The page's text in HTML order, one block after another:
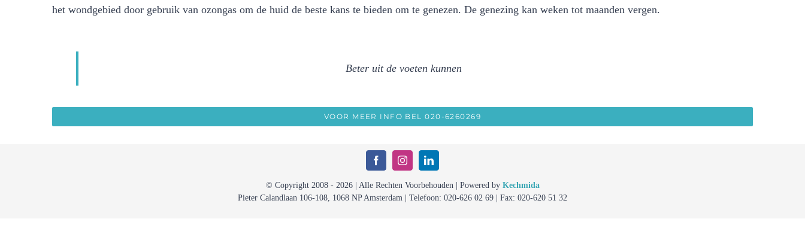
het wondgebied door gebruik van ozongas om de huid de beste kans te bieden om te genezen. De genezing kan weken tot maanden vergen.
Beter uit de voeten kunnen
VOOR MEER INFO BEL 020-6260269
© Copyright 2008 - 2026 | Alle Rechten Voorbehouden | Powered by Kechmida
Pieter Calandlaan 106-108, 1068 NP Amsterdam | Telefoon: 020-626 02 69 | Fax: 020-620 51 32